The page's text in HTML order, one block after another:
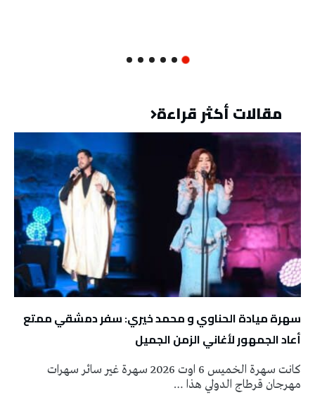
مقالات أكثر قراءة
سهرة ميادة الحناوي و محمد خيري: سفر دمشقي ممتع
أعاد الجمهور لأغاني الزمن الجميل
كانت سهرة الخميس 6 اوت 2026 سهرة غير سائر سهرات
مهرجان قرطاج الدولي هذا …